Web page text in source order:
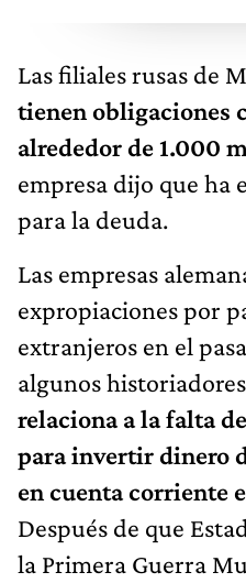
Las filiales rusas de
tienen obligaciones
alrededor de 1.000
empresa dijo que ha
para la deuda.
Las empresas
expropiaciones por
extranjeros en el
algunos
relaciona a la falta
para invertir dinero
en cuenta corriente
Después de que
la Primera Guerra